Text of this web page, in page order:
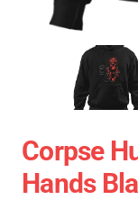
Corpse
Hands